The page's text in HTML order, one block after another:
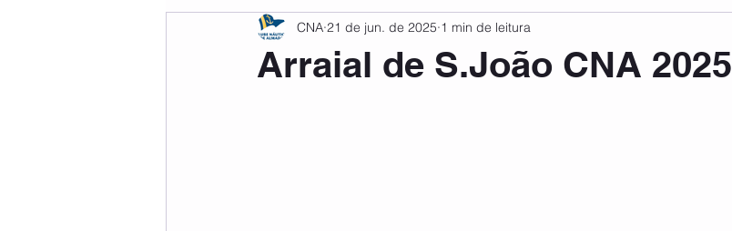
Arraial de S.João CNA 2025
CNA 21 de jun. de 2025 1 min de leitura